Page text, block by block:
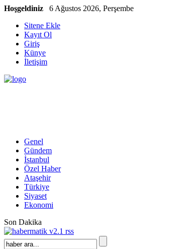
Hoşgeldiniz
6 Ağustos 2026, Perşembe
Sitene Ekle
Kayıt Ol
Giriş
Künye
İletişim
Genel
Gündem
İstanbul
Özel Haber
Ataşehir
Türkiye
Siyaset
Ekonomi
Son Dakika